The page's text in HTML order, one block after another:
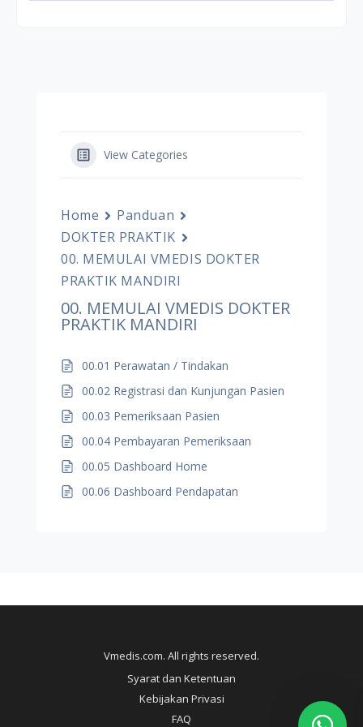
View Categories
Home
Panduan
DOKTER PRAKTIK
00. MEMULAI VMEDIS DOKTER
PRAKTIK MANDIRI
00. MEMULAI VMEDIS DOKTER
PRAKTIK MANDIRI
00.01 Perawatan / Tindakan
00.02 Registrasi dan Kunjungan Pasien
00.03 Pemeriksaan Pasien
00.04 Pembayaran Pemeriksaan
00.05 Dashboard Home
00.06 Dashboard Pendapatan
Vmedis.com. All rights reserved.
Syarat dan Ketentuan
Kebijakan Privasi
FAQ